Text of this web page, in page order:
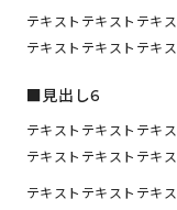
テキストテキストテキ
テキストテキストテキ
見出し6
テキストテキストテキ
テキストテキストテキ
テキストテキストテキ